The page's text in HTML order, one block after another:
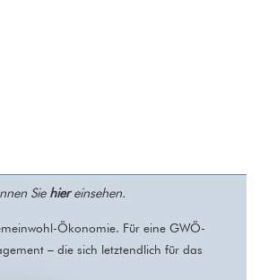
Sie hiereinsehen.
Ökonomie. Für eine GWÖ-
– die sich letztendlich für das